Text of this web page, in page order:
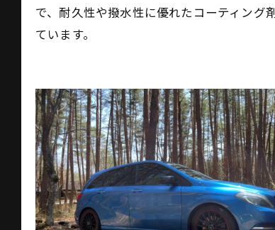
で、耐久性や撥水性に優れたコーティング
ています。